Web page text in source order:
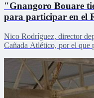
"Gnangoro Bouare
para participar en el
Nico Rodríguez, director
Cañada Atlético, por el que
cantera en la